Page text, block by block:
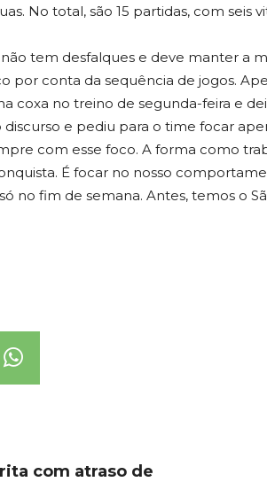
No total, são 15 partidas, com seis
tem desfalques e deve manter a
por conta da sequência de jogos.
coxa no treino de segunda-feira e
e pediu para o time focar
com esse foco. A forma como
É focar no nosso
no fim de semana. Antes, temos o
com atraso de